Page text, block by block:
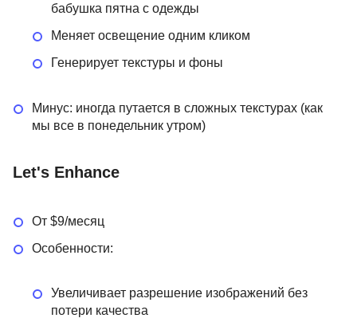
бабушка пятна с одежды
Меняет освещение одним кликом
Генерирует текстуры и фоны
Минус: иногда путается в сложных текстурах (как
мы все в понедельник утром)
Let's Enhance
От $9/месяц
Особенности:
Увеличивает разрешение изображений без
потери качества